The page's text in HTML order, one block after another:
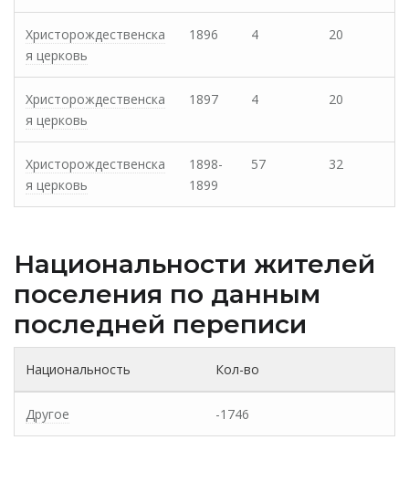
Христорождественска
я церковь
1896 4 20
Христорождественска
я церковь
1897 4 20
Христорождественска
я церковь
1898-
1899
57 32
Национальности жителей
поселения по данным
последней переписи
Национальность Кол-во
Другое -1746